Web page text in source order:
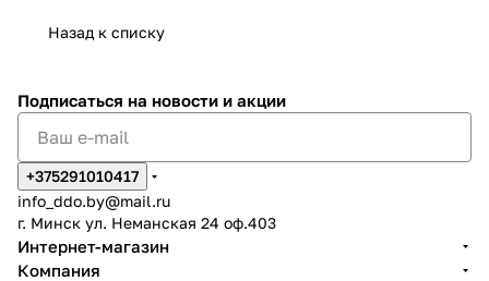
Назад к списку
Подписаться на новости и акции
+375291010417
info_ddo.by@mail.ru
г. Минск ул. Неманская 24 оф.403
Интернет-магазин
Компания